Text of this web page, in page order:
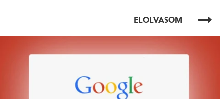
ELOLVASOM